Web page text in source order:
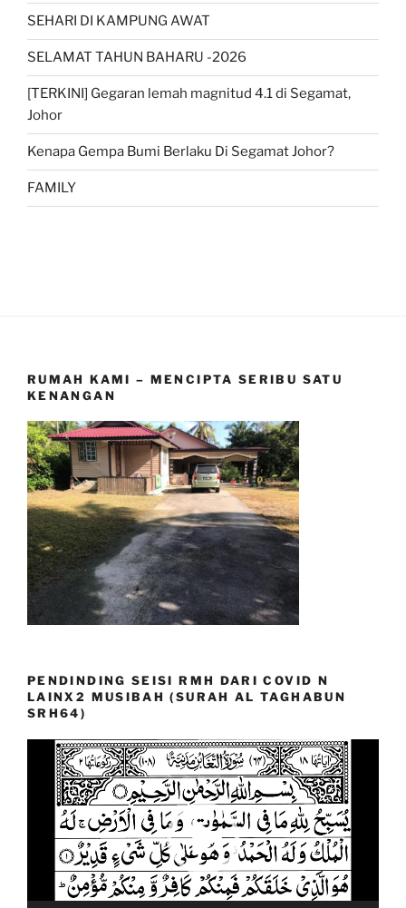
SEHARI DI KAMPUNG AWAT
SELAMAT TAHUN BAHARU -2026
[TERKINI] Gegaran lemah magnitud 4.1 di Segamat,
Johor
Kenapa Gempa Bumi Berlaku Di Segamat Johor?
FAMILY
RUMAH KAMI – MENCIPTA SERIBU SATU
KENANGAN
PENDINDING SEISI RMH DARI COVID N
LAINX2 MUSIBAH (SURAH AL TAGHABUN
SRH64)
Video
Player